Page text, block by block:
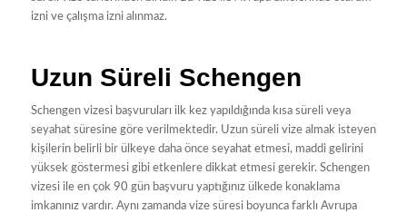
izni ve çalışma izni alınmaz.
Uzun Süreli Schengen
Schengen vizesi başvuruları ilk kez yapıldığında kısa süreli veya
seyahat süresine göre verilmektedir. Uzun süreli vize almak isteyen
kişilerin belirli bir ülkeye daha önce seyahat etmesi, maddi gelirini
yüksek göstermesi gibi etkenlere dikkat etmesi gerekir. Schengen
vizesi ile en çok 90 gün başvuru yaptığınız ülkede konaklama
imkanınız vardır. Aynı zamanda vize süresi boyunca farklı Avrupa